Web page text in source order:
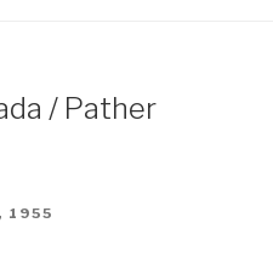
/ Pather
1955